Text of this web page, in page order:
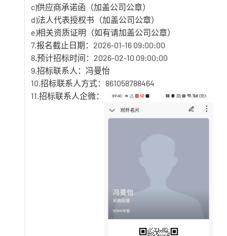
c)供应商承诺函（加盖公司公章）
d)法人代表授权书（加盖公司公章）
e)相关资质证明（如有请加盖公司公章）
7.报名截止日期：2026-01-16 09:00:00
8.预计招标时间：2026-02-10 09:00:00
9.招标联系人：冯曼怡
10.招标联系人方式：861058788464
11.招标联系人企微：